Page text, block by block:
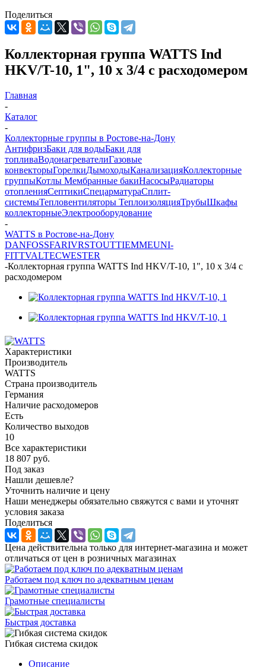
Поделиться
Коллекторная группа WATTS Ind
HKV/T-10, 1", 10 х 3/4 с расходомером
Главная
-
Каталог
-
Коллекторные группы в Ростове-на-Дону
АнтифризБаки для водыБаки для
топливаВодонагревателиГазовые
конвекторыГорелкиДымоходыКанализацияКоллекторные
группыКотлы Мембранные бакиНасосыРадиаторы
отопленияСептикиСпецарматураСплит-
системыТепловентиляторы ТеплоизоляцияТрубыШкафы
коллекторныеЭлектрооборудование
-
WATTS в Ростове-на-Дону
DANFOSSFARIVRSTOUTTIEMMEUNI-
FITTVALTECWESTER
-Коллекторная группа WATTS Ind HKV/T-10, 1", 10 х 3/4 с
расходомером
Характеристики
Производитель
WATTS
Страна производитель
Германия
Наличие расходомеров
Есть
Количество выходов
10
Все характеристики
18 807 руб.
Под заказ
Нашли дешевле?
Уточнить наличие и цену
Наши менеджеры обязательно свяжутся с вами и уточнят
условия заказа
Поделиться
Цена действительна только для интернет-магазина и может
отличаться от цен в розничных магазинах
Работаем под ключ по адекватным ценам
Грамотные специалисты
Быстрая доставка
Гибкая система скидок
Описание